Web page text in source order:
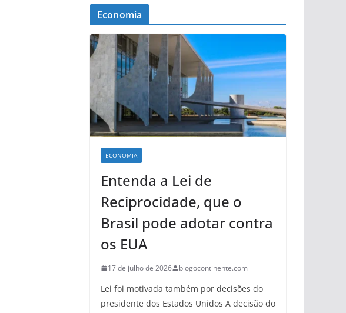
Economia
ECONOMIA
Entenda a Lei de
Reciprocidade, que o
Brasil pode adotar contra
os EUA
17 de julho de 2026 blogocontinente.com
Lei foi motivada também por decisões do
presidente dos Estados Unidos A decisão do